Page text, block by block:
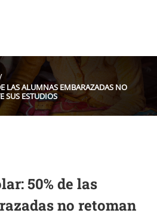
LAS ALUMNAS EMBARAZADAS NO
SUS ESTUDIOS
50% de las
no retoman